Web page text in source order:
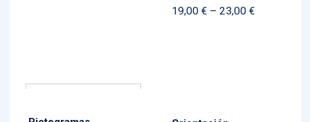
19,00 € – 23,00 €Price